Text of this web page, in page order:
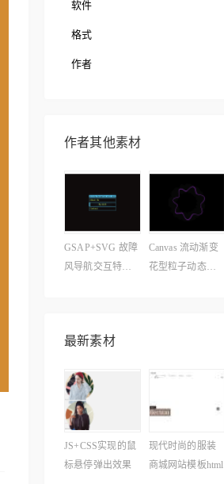
软件
格式
作者
作者其他素材
GSAP+SVG 故障
风导航交互特效
Canvas 流动渐变
花型粒子动态特
最新素材
JS+CSS实现的鼠
标悬停弹出效果
现代时尚的服装
商城网站模板html